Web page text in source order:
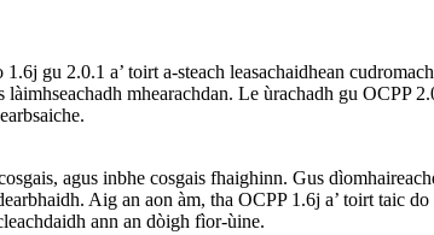
gu 2.0.1 a’ toirt a-steach leasachaidhean
mhearachdan. Le ùrachadh gu OCPP
agus inbhe cosgais fhaighinn. Gus
Aig an aon àm, tha OCPP 1.6j a’ toirt taic do
ann an dòigh fìor-ùine.